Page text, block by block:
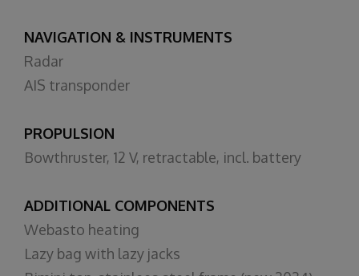
NAVIGATION & INSTRUMENTS
Radar
AIS transponder
PROPULSION
Bowthruster, 12 V, retractable, incl. battery
ADDITIONAL COMPONENTS
Webasto heating
Lazy bag with lazy jacks